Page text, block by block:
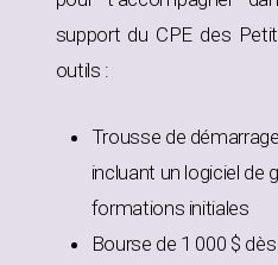
support du CPE des
outils :
Trousse de
incluant un logiciel de
formations initiales
Bourse de 1 000 $